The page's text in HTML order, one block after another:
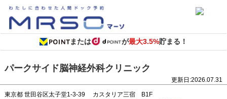
または が最大3.5%貯まる！
パークサイド脳神経外科クリニック
更新日:2026.07.31
東京都 世田谷区太子堂1-3-39
カスタリア三宿 B1F